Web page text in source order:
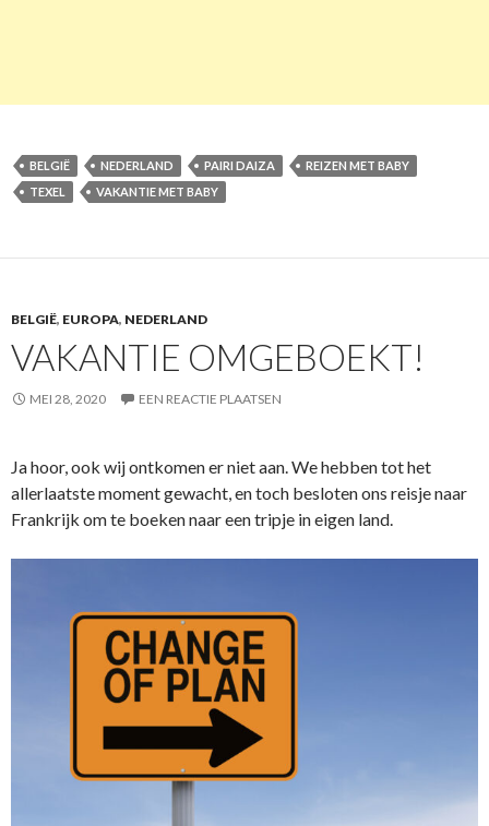
BELGIË NEDERLAND PAIRI DAIZA
REIZEN MET BABY
TEXEL
VAKANTIE MET BABY
BELGIË, EUROPA, NEDERLAND
VAKANTIE OMGEBOEKT!
MEI 28, 2020 EEN REACTIE PLAATSEN
Ja hoor, ook wij ontkomen er niet aan. We hebben tot het
allerlaatste moment gewacht, en toch besloten ons reisje naar
Frankrijk om te boeken naar een tripje in eigen land.